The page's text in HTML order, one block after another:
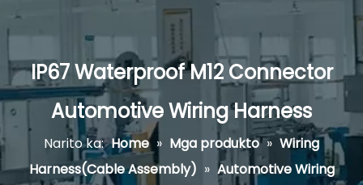
IP67 Waterproof M12 Connector
Automotive Wiring Harness
Narito ka: Home » Mga produkto » Wiring
Harness(Cable Assembly) » Automotive Wiring